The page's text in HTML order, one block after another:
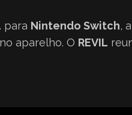
para Nintendo Switch, a
aparelho. O REVIL